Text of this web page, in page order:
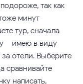
так как
минут
тур, сначала
– имею в виду
отели. Выберите
сравнивайте
написать,